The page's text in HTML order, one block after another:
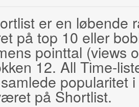
er en løbende
på top 10 eller
pointtal (views
12. All Time-
popularitet
på Shortlist.